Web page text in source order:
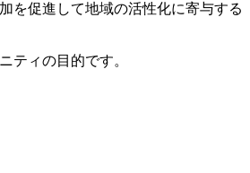
を促進して地域の活性化に寄与する
ティの目的です。